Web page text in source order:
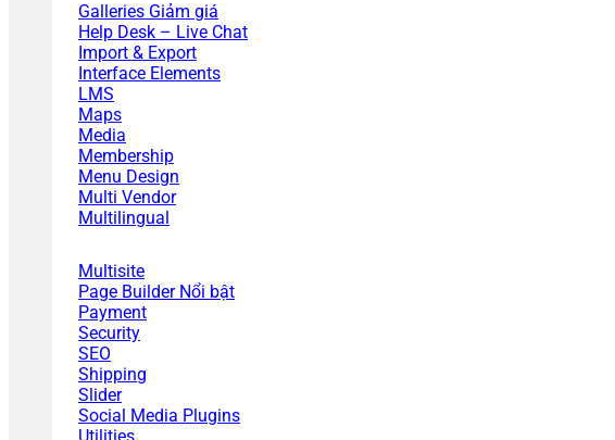
Galleries
Help Desk – Live Chat
Import & Export
Interface Elements
LMS
Maps
Media
Membership
Menu Design
Multi Vendor
Multilingual
Multisite
Page Builder
Payment
Security
SEO
Shipping
Slider
Social Media Plugins